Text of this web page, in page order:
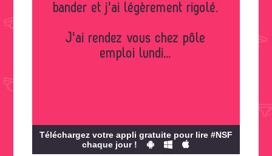
bander et j'ai légèrement rigolé.
J'ai rendez vous chez pôle
emploi lundi...
Téléchargez votre appli gratuite pour lire #NSF
chaque jour !